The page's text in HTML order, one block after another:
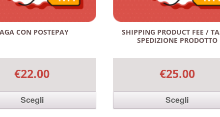
CON POSTEPAY
€22.00
Scegli
SHIPPING PRODUCT FEE /
SPEDIZIONE PRODOTTO
€25.00
Scegli